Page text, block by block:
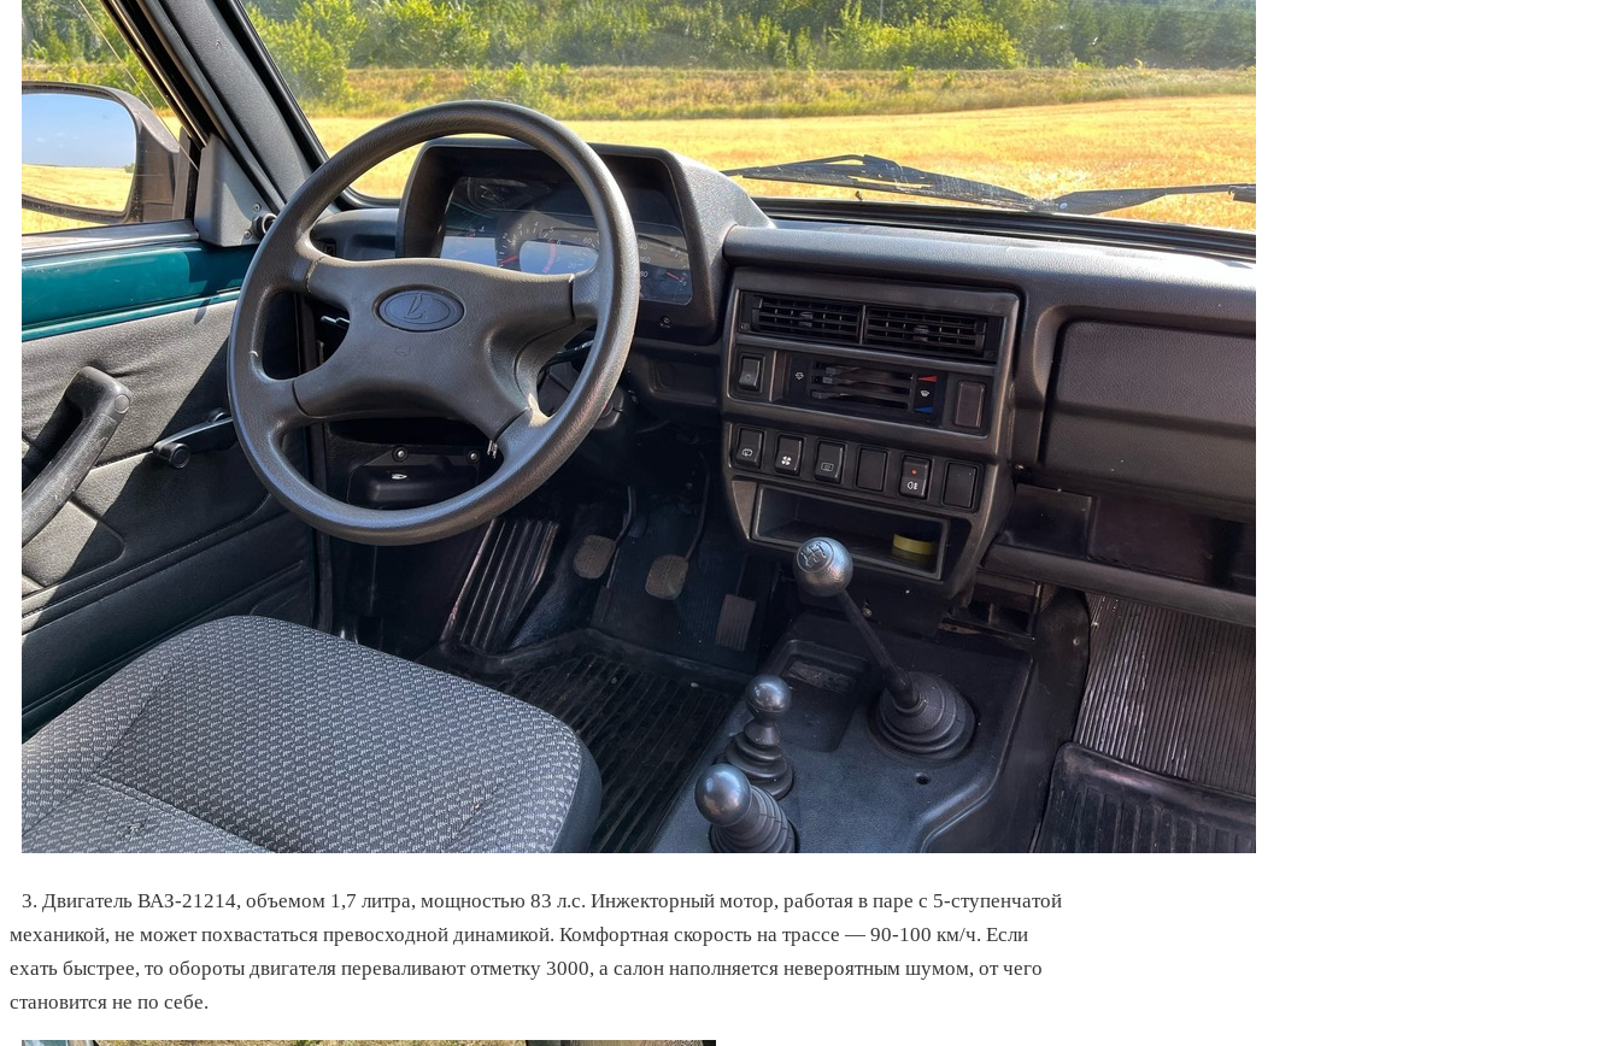
3. Двигатель ВАЗ-21214, объемом 1,7 литра, мощностью 83 л.с. Инжекторный мотор, работая в паре с 5-ступенчатой
механикой, не может похвастаться превосходной динамикой. Комфортная скорость на трассе — 90-100 км/ч. Если
ехать быстрее, то обороты двигателя переваливают отметку 3000, а салон наполняется невероятным шумом, от чего
становится не по себе.